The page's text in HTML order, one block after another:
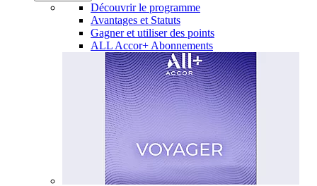
Découvrir le programme
Avantages et Statuts
Gagner et utiliser des points
ALL Accor+ Abonnements